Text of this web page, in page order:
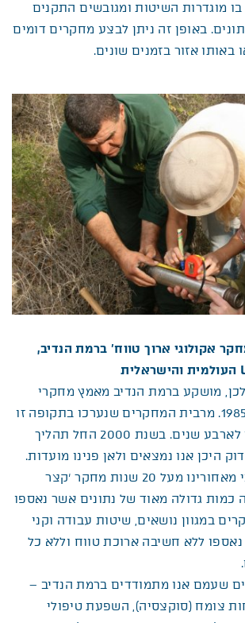
בו מוגדרות השיטות ומגובשים התקנים
באופן זה ניתן לבצע מחקרים דומים
באותו אזור בזמנים שונים.
אקולוגי ארוך טווח’ ברמת הנדיב,
מושקע ברמת הנדיב מאמץ מחקרי
אקולוגי מאז שנת 1985. מרבית המחקרים שנערכו בתקופה זו
נמשכו בין שנתיים לארבע שנים. בשנת 2000 החל תהליך
היכן אנו נמצאים ולאן פנינו מועדות.
התגבשה ההבנה כי מאחורינו מעל 20 שנות מחקר ‘קצר
כמות גדולה מאוד של נתונים אשר נאספו
יותר מ- 40 חוקרים במגוון נושאים, שיטות עבודה וקני
נאספו ללא חשיבה ארוכת טווח וללא כל
שעמם אנו מתמודדים ברמת הנדיב –
צומח (סוקצסיה), השפעת טיפולי